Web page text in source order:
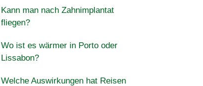
Kann man nach Zahnimplantat
fliegen?
Wo ist es wärmer in Porto oder
Lissabon?
Welche Auswirkungen hat Reisen